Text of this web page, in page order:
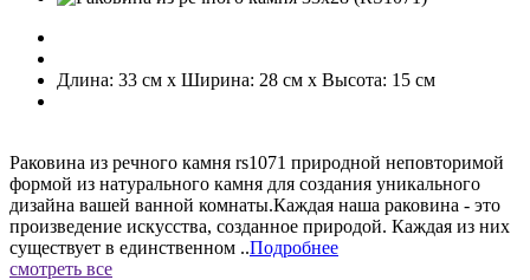
Длина: 33 см x Ширина: 28 см x Высота: 15 см
Раковина из речного камня rs1071 природной неповторимой
формой из натурального камня для создания уникального
дизайна вашей ванной комнаты.Каждая наша раковина - это
произведение искусства, созданное природой. Каждая из них
существует в единственном ..Подробнее
смотреть все